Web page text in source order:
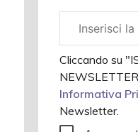
aziendale
Cliccando su
Informativa
Newsletter.